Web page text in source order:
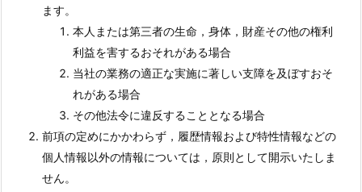
ます。
本人または第三者の生命，身体，財産その他の権利
利益を害するおそれがある場合
当社の業務の適正な実施に著しい支障を及ぼすおそ
れがある場合
その他法令に違反することとなる場合
前項の定めにかかわらず，履歴情報および特性情報などの
個人情報以外の情報については，原則として開示いたしま
せん。